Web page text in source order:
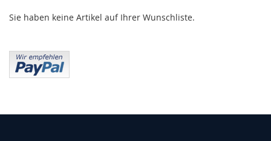
Sie haben keine Artikel auf Ihrer Wunschliste.